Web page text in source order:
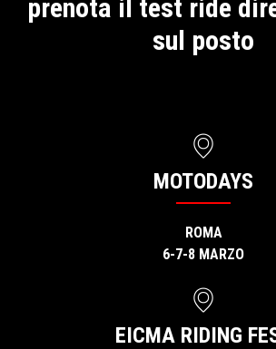
prenota il test ride
sul posto
MOTODAYS
ROMA
6-7-8 MARZO
EICMA RIDING